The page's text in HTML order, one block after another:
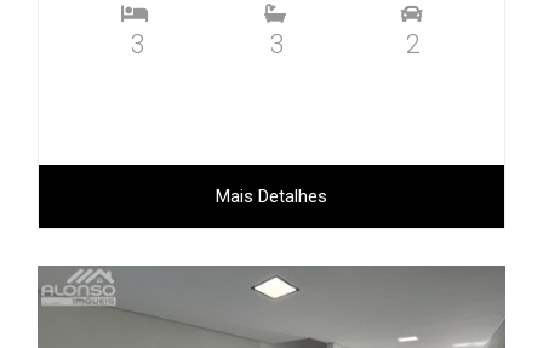
3 3 2
Mais Detalhes